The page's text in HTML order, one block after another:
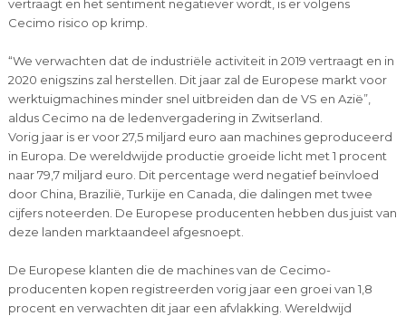
vertraagt en het sentiment negatiever wordt, is er volgens
Cecimo risico op krimp.
“We verwachten dat de industriële activiteit in 2019 vertraagt en in
2020 enigszins zal herstellen. Dit jaar zal de Europese markt voor
werktuigmachines minder snel uitbreiden dan de VS en Azië”,
aldus Cecimo na de ledenvergadering in Zwitserland.
Vorig jaar is er voor 27,5 miljard euro aan machines geproduceerd
in Europa. De wereldwijde productie groeide licht met 1 procent
naar 79,7 miljard euro. Dit percentage werd negatief beïnvloed
door China, Brazilië, Turkije en Canada, die dalingen met twee
cijfers noteerden. De Europese producenten hebben dus juist van
deze landen marktaandeel afgesnoept.
De Europese klanten die de machines van de Cecimo-
producenten kopen registreerden vorig jaar een groei van 1,8
procent en verwachten dit jaar een afvlakking. Wereldwijd